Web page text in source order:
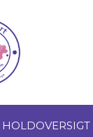
HOLDOVERSIGT